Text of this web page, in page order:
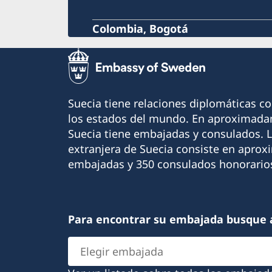
Colombia, Bogotá
Suecia tiene relaciones diplomáticas
los estados del mundo. En
Suecia tiene embajadas y consulados.
extranjera de Suecia consiste en
embajadas y 350 consulados
Para encontrar su embajada busque
Elegir
embajada